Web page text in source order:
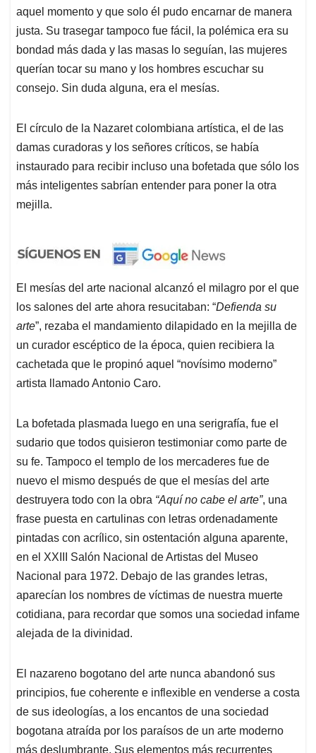
aquel momento y que solo él pudo encarnar de manera
justa. Su trasegar tampoco fue fácil, la polémica era su
bondad más dada y las masas lo seguían, las mujeres
querían tocar su mano y los hombres escuchar su
consejo. Sin duda alguna, era el mesías.
El círculo de la Nazaret colombiana artística, el de las
damas curadoras y los señores críticos, se había
instaurado para recibir incluso una bofetada que sólo los
más inteligentes sabrían entender para poner la otra
mejilla.
El mesías del arte nacional alcanzó el milagro por el que
los salones del arte ahora resucitaban: “Defienda su
arte”, rezaba el mandamiento dilapidado en la mejilla de
un curador escéptico de la época, quien recibiera la
cachetada que le propinó aquel “novísimo moderno”
artista llamado Antonio Caro.
La bofetada plasmada luego en una serigrafía, fue el
sudario que todos quisieron testimoniar como parte de
su fe. Tampoco el templo de los mercaderes fue de
nuevo el mismo después de que el mesías del arte
destruyera todo con la obra “Aquí no cabe el arte”, una
frase puesta en cartulinas con letras ordenadamente
pintadas con acrílico, sin ostentación alguna aparente,
en el XXIII Salón Nacional de Artistas del Museo
Nacional para 1972. Debajo de las grandes letras,
aparecían los nombres de víctimas de nuestra muerte
cotidiana, para recordar que somos una sociedad infame
alejada de la divinidad.
El nazareno bogotano del arte nunca abandonó sus
principios, fue coherente e inflexible en venderse a costa
de sus ideologías, a los encantos de una sociedad
bogotana atraída por los paraísos de un arte moderno
más deslumbrante. Sus elementos más recurrentes